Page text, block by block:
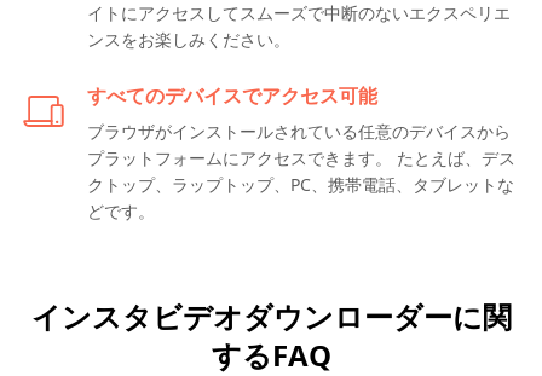
イトにアクセスしてスムーズで中断のないエクスペリエ
ンスをお楽しみください。
すべてのデバイスでアクセス可能
ブラウザがインストールされている任意のデバイスから
プラットフォームにアクセスできます。 たとえば、デス
クトップ、ラップトップ、PC、携帯電話、タブレットな
どです。
インスタビデオダウンローダーに関
するFAQ